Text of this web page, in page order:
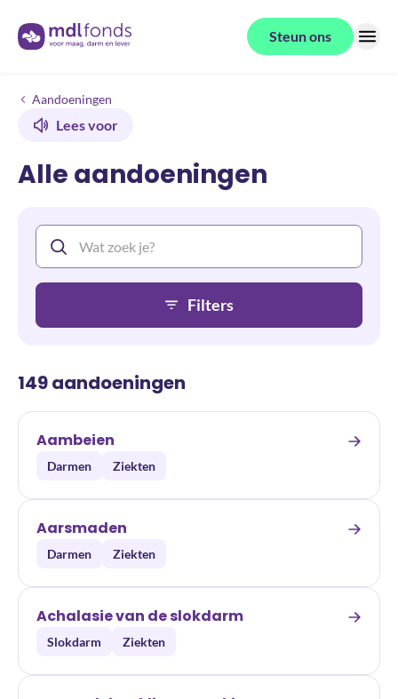
Terug naar de homepage Steun ons
Aandoeningen
Overzicht
Alle aandoeningen
Lees voor
Filters
149 aandoeningen
Aambeien
Darmen Ziekten
Aarsmaden
Darmen Ziekten
Achalasie van de slokdarm
Slokdarm Ziekten